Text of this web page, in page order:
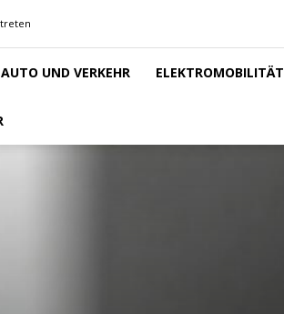
AUTO UND VERKEHR ELEKTROMOBILITÄT